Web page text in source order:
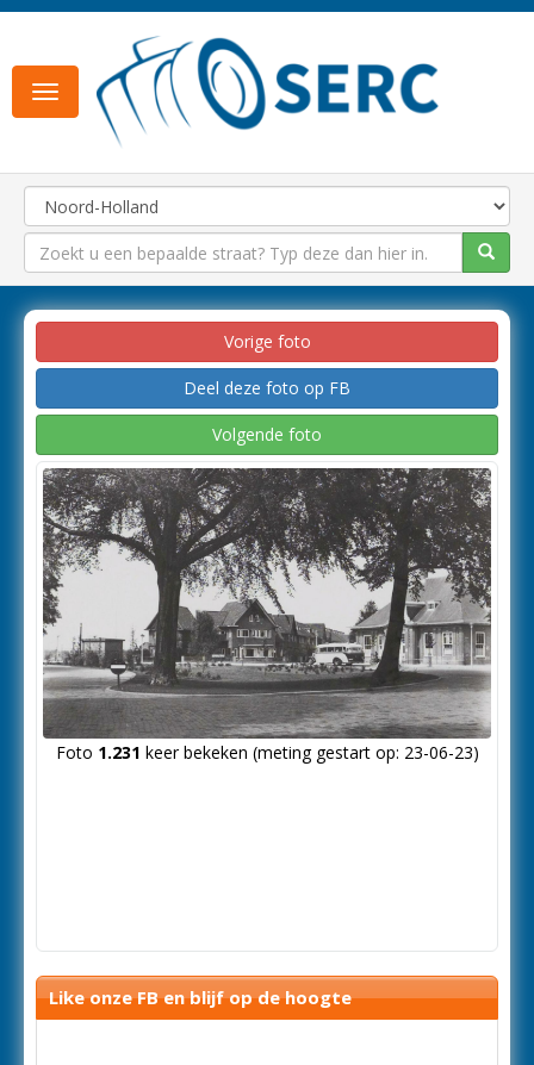
Toggle
navigation
Vorige foto
Deel deze foto op FB
Volgende foto
Foto 1.231 keer bekeken (meting gestart op: 23-06-23)
Like onze FB en blijf op de hoogte